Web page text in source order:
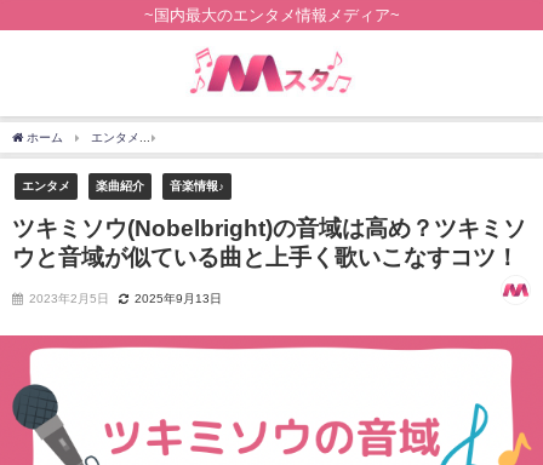
~国内最大のエンタメ情報メディア~
ホーム エンタメ
エンタメ 楽曲紹介 音楽情報♪
ツキミソウ(Nobelbright)の音域は高め？ツキミソ
ウと音域が似ている曲と上手く歌いこなすコツ！
2023年2月5日 2025年9月13日